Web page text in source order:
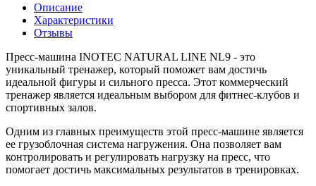
Описание
Характеристики
Отзывы
Пресс-машина INOTEC NATURAL LINE NL9 - это
уникальный тренажер, который поможет вам достичь
идеальной фигуры и сильного пресса. Этот коммерческий
тренажер является идеальным выбором для фитнес-клубов и
спортивных залов.
Одним из главных преимуществ этой пресс-машине является
ее грузоблочная система нагружения. Она позволяет вам
контролировать и регулировать нагрузку на пресс, что
помогает достичь максимальных результатов в тренировках.